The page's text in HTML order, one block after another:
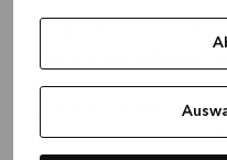
mehr Helligkeit und
größer erscheinen.
immer, aber du kannst